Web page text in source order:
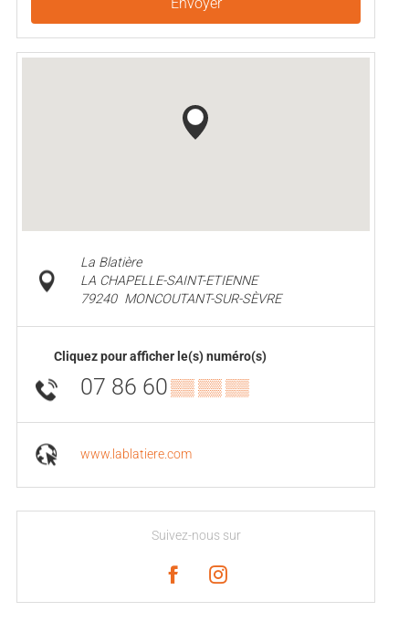
La Blatière
LA CHAPELLE-SAINT-ETIENNE
79240 MONCOUTANT-SUR-SÈVRE
Cliquez pour afficher le(s) numéro(s)
07 86 60▒▒ ▒▒ ▒▒
www.lablatiere.com
Suivez-nous sur